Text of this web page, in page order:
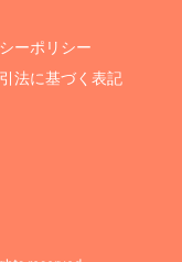
ーポリシー
法に基づく表記